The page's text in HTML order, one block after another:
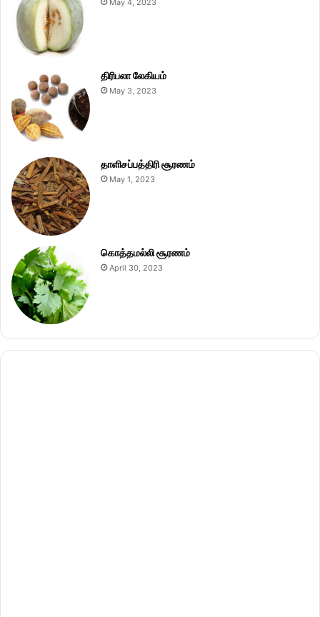
May 4, 2023
திரிபலா லேகியம்
May 3, 2023
தாளிசப்பத்திரி சூரணம்
May 1, 2023
கொத்தமல்லி சூரணம்
April 30, 2023